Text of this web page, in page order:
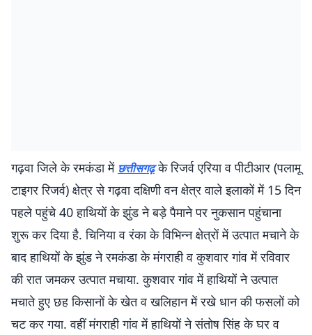
गढ़वा जिले के रमकंडा में छत्तीसगढ़के रिजर्व एरिया व पीटीआर (पलामू
टाइगर रिजर्व) क्षेत्र से गढ़वा दक्षिणी वन क्षेत्र वाले इलाकों में 15 दिन
पहले पहुंचे 40 हाथियों के झुंड ने बड़े पैमाने पर नुकसान पहुंचाना
शुरू कर दिया है. चिनिया व रंका के विभिन्न क्षेत्रों में उत्पात मचाने के
बाद हाथियों के झुंड ने रमकंडा के मंगराही व कुशवार गांव में रविवार
की रात जमकर उत्पात मचाया. कुशवार गांव में हाथियों ने उत्पात
मचाते हुए छह किसानों के खेत व खलिहान में रखे धान की फसलों को
चट कर गया. वहीं मंगराही गांव में हाथियों ने संतोष सिंह के घर व